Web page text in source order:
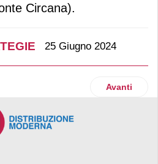
Circana).
25 Giugno 2024
Supercentro investe 13
Articolo
Avanti